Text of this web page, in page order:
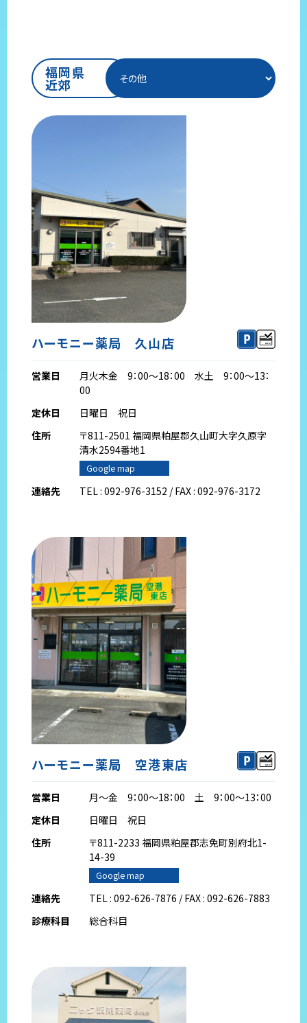
福岡県
近郊
ハーモニー薬局 久山店
営業日
月火木金 9：00～18：00 水土 9：00～13：
00
定休日
日曜日 祝日
住所
〒811-2501 福岡県粕屋郡久山町大字久原字
清水2594番地1
Google map
連絡先 TEL : 092-976-3152 / FAX : 092-976-3172
ハーモニー薬局 空港東店
営業日
月～金 9：00～18：00 土 9：00～13：00
定休日
日曜日 祝日
住所
〒811-2233 福岡県粕屋郡志免町別府北1-
14-39
Google map
連絡先
TEL : 092-626-7876 / FAX : 092-626-7883
診療科目
総合科目